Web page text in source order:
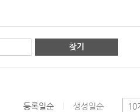
찾기
등록일순 생성일순